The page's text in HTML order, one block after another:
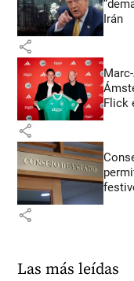
Irán
share
Flick
share
share
Las más leídas